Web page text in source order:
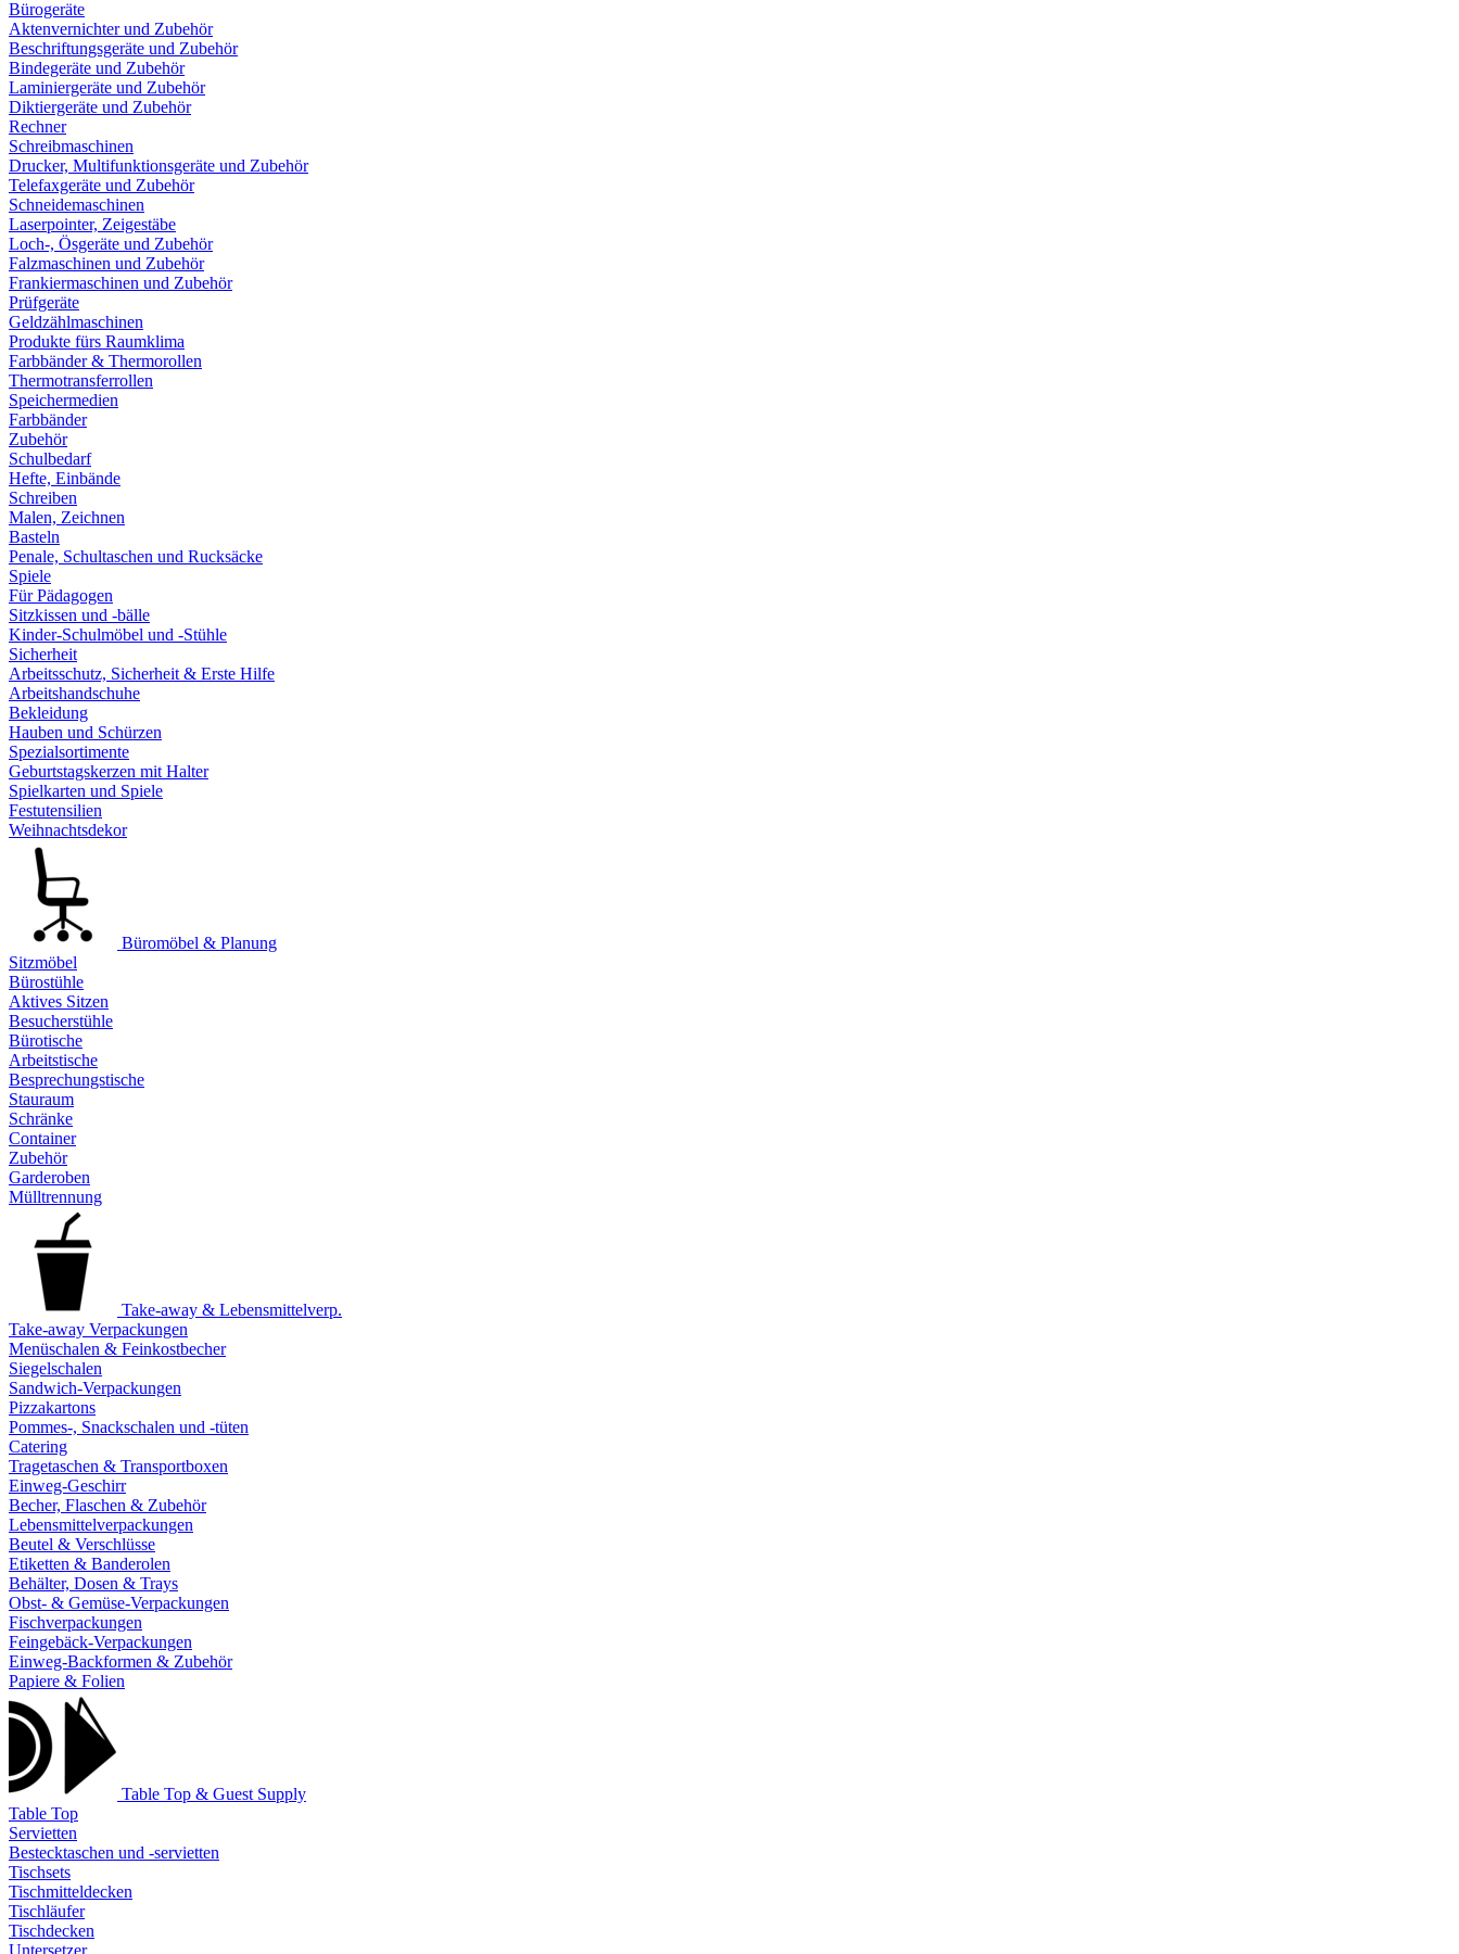
Bürogeräte
Aktenvernichter und Zubehör
Beschriftungsgeräte und Zubehör
Bindegeräte und Zubehör
Laminiergeräte und Zubehör
Diktiergeräte und Zubehör
Rechner
Schreibmaschinen
Drucker, Multifunktionsgeräte und Zubehör
Telefaxgeräte und Zubehör
Schneidemaschinen
Laserpointer, Zeigestäbe
Loch-, Ösgeräte und Zubehör
Falzmaschinen und Zubehör
Frankiermaschinen und Zubehör
Prüfgeräte
Geldzählmaschinen
Produkte fürs Raumklima
Farbbänder & Thermorollen
Thermotransferrollen
Speichermedien
Farbbänder
Zubehör
Schulbedarf
Hefte, Einbände
Schreiben
Malen, Zeichnen
Basteln
Penale, Schultaschen und Rucksäcke
Spiele
Für Pädagogen
Sitzkissen und -bälle
Kinder-Schulmöbel und -Stühle
Sicherheit
Arbeitsschutz, Sicherheit & Erste Hilfe
Arbeitshandschuhe
Bekleidung
Hauben und Schürzen
Spezialsortimente
Geburtstagskerzen mit Halter
Spielkarten und Spiele
Festutensilien
Weihnachtsdekor
Büromöbel & Planung
Sitzmöbel
Bürostühle
Aktives Sitzen
Besucherstühle
Bürotische
Arbeitstische
Besprechungstische
Stauraum
Schränke
Container
Zubehör
Garderoben
Mülltrennung
Take-away & Lebensmittelverp.
Take-away Verpackungen
Menüschalen & Feinkostbecher
Siegelschalen
Sandwich-Verpackungen
Pizzakartons
Pommes-, Snackschalen und -tüten
Catering
Tragetaschen & Transportboxen
Einweg-Geschirr
Becher, Flaschen & Zubehör
Lebensmittelverpackungen
Beutel & Verschlüsse
Etiketten & Banderolen
Behälter, Dosen & Trays
Obst- & Gemüse-Verpackungen
Fischverpackungen
Feingebäck-Verpackungen
Einweg-Backformen & Zubehör
Papiere & Folien
Table Top & Guest Supply
Table Top
Servietten
Bestecktaschen und -servietten
Tischsets
Tischmitteldecken
Tischläufer
Tischdecken